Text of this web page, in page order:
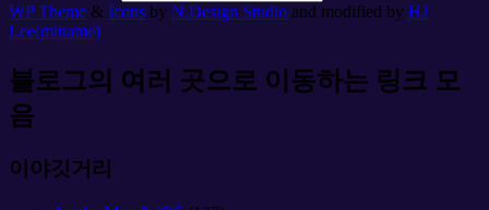
WP Theme & Icons by N.Design Studio and modified by HJ
Lee(miname)
블로그의 여러 곳으로 이동하는 링크 모
음
이야깃거리